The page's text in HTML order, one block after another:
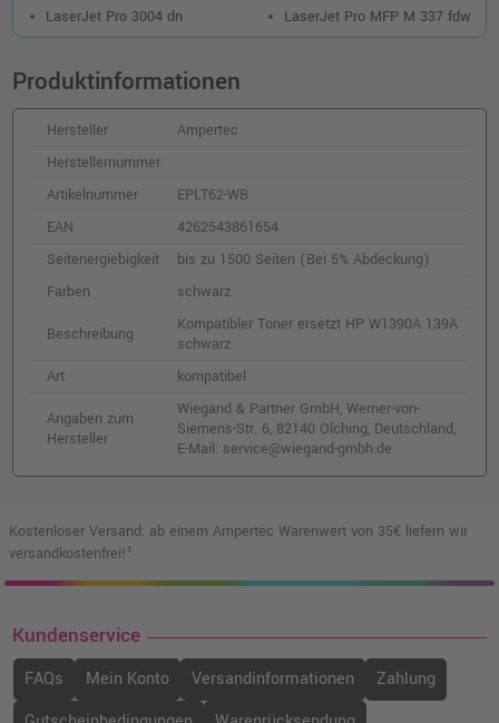
LaserJet Pro 3004 dn
LaserJet Pro MFP M 337 fdw
Produktinformationen
Hersteller
Ampertec
Herstellernummer
Artikelnummer
EPLT62-WB
EAN
4262543861654
Seitenergiebigkeit
bis zu 1500 Seiten (Bei 5% Abdeckung)
Farben
schwarz
Beschreibung
Kompatibler Toner ersetzt HP W1390A 139A
schwarz
Art
kompatibel
Angaben zum
Hersteller
Wiegand & Partner GmbH, Werner-von-
Siemens-Str. 6, 82140 Olching, Deutschland,
E-Mail: service@wiegand-gmbh.de
Kostenloser Versand: ab einem Ampertec Warenwert von 35€ liefern wir
versandkostenfrei!¹
Kundenservice
FAQs Mein Konto Versandinformationen
Zahlung